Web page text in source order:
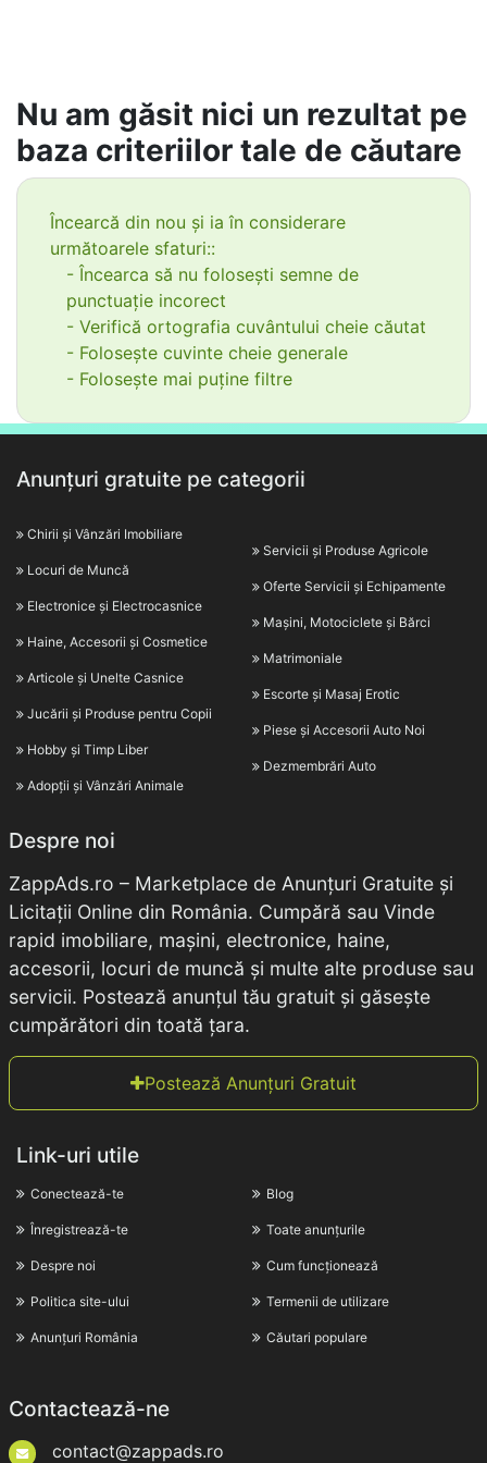
Nu am găsit nici un rezultat pe
baza criteriilor tale de căutare
Încearcă din nou și ia în considerare
următoarele sfaturi::
- Încearca să nu folosești semne de
punctuație incorect
- Verifică ortografia cuvântului cheie căutat
- Folosește cuvinte cheie generale
- Folosește mai puține filtre
Anunțuri gratuite pe categorii
Chirii și Vânzări Imobiliare
Locuri de Muncă
Electronice și Electrocasnice
Haine, Accesorii și Cosmetice
Articole și Unelte Casnice
Jucării și Produse pentru Copii
Hobby și Timp Liber
Adopții și Vânzări Animale
Servicii și Produse Agricole
Oferte Servicii și Echipamente
Mașini, Motociclete și Bărci
Matrimoniale
Escorte și Masaj Erotic
Piese și Accesorii Auto Noi
Dezmembrări Auto
Despre noi
ZappAds.ro – Marketplace de Anunțuri Gratuite și
Licitații Online din România. Cumpără sau Vinde
rapid imobiliare, mașini, electronice, haine,
accesorii, locuri de muncă și multe alte produse sau
servicii. Postează anunțul tău gratuit și găsește
cumpărători din toată țara.
Postează Anunțuri Gratuit
Link-uri utile
Conectează-te
Înregistrează-te
Despre noi
Politica site-ului
Anunțuri România
Blog
Toate anunțurile
Cum funcționează
Termenii de utilizare
Căutari populare
Contactează-ne
contact@zappads.ro